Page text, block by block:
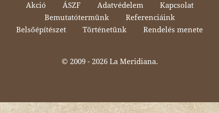
Akció ÁSZF Adatvédelem
Kapcsolat
Bemutatótermünk
Referenciáink
Belsőépítészet
Történetünk Rendelés menete
© 2009 - 2026 La Meridiana.